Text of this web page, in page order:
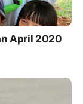
April 2020